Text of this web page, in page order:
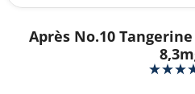
Après No.10